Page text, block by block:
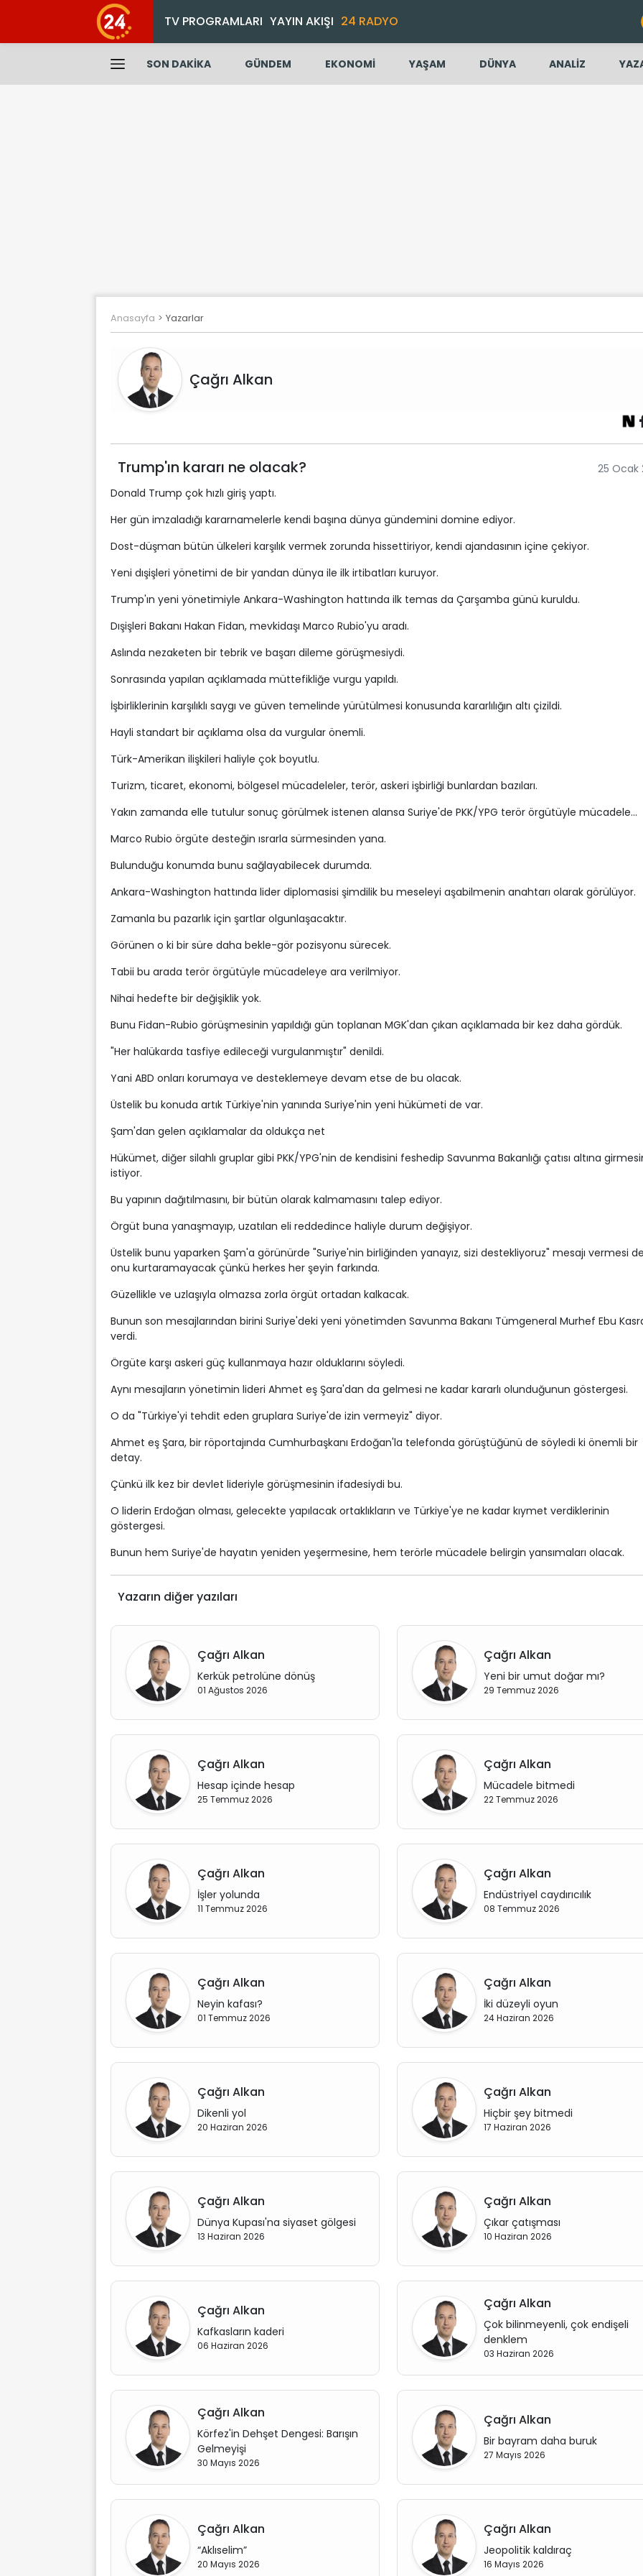
TV PROGRAMLARI YAYIN AKIŞI 24 RADYO
SON DAKİKA GÜNDEM EKONOMİ YAŞAM DÜNYA ANALİZ
Anasayfa Yazarlar
Çağrı Alkan
Trump'ın kararı ne olacak?
25 Ocak
Donald Trump çok hızlı giriş yaptı.
Her gün imzaladığı kararnamelerle kendi başına dünya gündemini domine ediyor.
Dost-düşman bütün ülkeleri karşılık vermek zorunda hissettiriyor, kendi ajandasının içine çekiyor.
Yeni dışişleri yönetimi de bir yandan dünya ile ilk irtibatları kuruyor.
Trump'ın yeni yönetimiyle Ankara-Washington hattında ilk temas da Çarşamba günü kuruldu.
Dışişleri Bakanı Hakan Fidan, mevkidaşı Marco Rubio'yu aradı.
Aslında nezaketen bir tebrik ve başarı dileme görüşmesiydi.
Sonrasında yapılan açıklamada müttefikliğe vurgu yapıldı.
İşbirliklerinin karşılıklı saygı ve güven temelinde yürütülmesi konusunda kararlılığın altı çizildi.
Hayli standart bir açıklama olsa da vurgular önemli.
Türk-Amerikan ilişkileri haliyle çok boyutlu.
Turizm, ticaret, ekonomi, bölgesel mücadeleler, terör, askeri işbirliği bunlardan bazıları.
Yakın zamanda elle tutulur sonuç görülmek istenen alansa Suriye'de PKK/YPG terör örgütüyle mücadele...
Marco Rubio örgüte desteğin ısrarla sürmesinden yana.
Bulunduğu konumda bunu sağlayabilecek durumda.
Ankara-Washington hattında lider diplomasisi şimdilik bu meseleyi aşabilmenin anahtarı olarak görülüyor.
Zamanla bu pazarlık için şartlar olgunlaşacaktır.
Görünen o ki bir süre daha bekle-gör pozisyonu sürecek.
Tabii bu arada terör örgütüyle mücadeleye ara verilmiyor.
Nihai hedefte bir değişiklik yok.
Bunu Fidan-Rubio görüşmesinin yapıldığı gün toplanan MGK'dan çıkan açıklamada bir kez daha gördük.
"Her halükarda tasfiye edileceği vurgulanmıştır" denildi.
Yani ABD onları korumaya ve desteklemeye devam etse de bu olacak.
Üstelik bu konuda artık Türkiye'nin yanında Suriye'nin yeni hükümeti de var.
Şam'dan gelen açıklamalar da oldukça net
Hükümet, diğer silahlı gruplar gibi PKK/YPG'nin de kendisini feshedip Savunma Bakanlığı çatısı altına
istiyor.
Bu yapının dağıtılmasını, bir bütün olarak kalmamasını talep ediyor.
Örgüt buna yanaşmayıp, uzatılan eli reddedince haliyle durum değişiyor.
Üstelik bunu yaparken Şam'a görünürde "Suriye'nin birliğinden yanayız, sizi destekliyoruz" mesajı vermesi
onu kurtaramayacak çünkü herkes her şeyin farkında.
Güzellikle ve uzlaşıyla olmazsa zorla örgüt ortadan kalkacak.
Bunun son mesajlarından birini Suriye'deki yeni yönetimden Savunma Bakanı Tümgeneral Murhef Ebu
verdi.
Örgüte karşı askeri güç kullanmaya hazır olduklarını söyledi.
Aynı mesajların yönetimin lideri Ahmet eş Şara'dan da gelmesi ne kadar kararlı olunduğunun göstergesi.
O da "Türkiye'yi tehdit eden gruplara Suriye'de izin vermeyiz" diyor.
Ahmet eş Şara, bir röportajında Cumhurbaşkanı Erdoğan'la telefonda görüştüğünü de söyledi ki önemli bir
detay.
Çünkü ilk kez bir devlet lideriyle görüşmesinin ifadesiydi bu.
O liderin Erdoğan olması, gelecekte yapılacak ortaklıkların ve Türkiye'ye ne kadar kıymet verdiklerinin
göstergesi.
Bunun hem Suriye'de hayatın yeniden yeşermesine, hem terörle mücadele belirgin yansımaları olacak.
Yazarın diğer yazıları
Çağrı Alkan
Kerkük petrolüne dönüş
01 Ağustos 2026
Çağrı Alkan
Yeni bir umut doğar mı?
29 Temmuz 2026
Çağrı Alkan
Hesap içinde hesap
25 Temmuz 2026
Çağrı Alkan
Mücadele bitmedi
22 Temmuz 2026
Çağrı Alkan
İşler yolunda
11 Temmuz 2026
Çağrı Alkan
Endüstriyel caydırıcılık
08 Temmuz 2026
Çağrı Alkan
Neyin kafası?
01 Temmuz 2026
Çağrı Alkan
İki düzeyli oyun
24 Haziran 2026
Çağrı Alkan
Dikenli yol
20 Haziran 2026
Çağrı Alkan
Hiçbir şey bitmedi
17 Haziran 2026
Çağrı Alkan
Dünya Kupası'na siyaset gölgesi
13 Haziran 2026
Çağrı Alkan
Çıkar çatışması
10 Haziran 2026
Çağrı Alkan
Kafkasların kaderi
06 Haziran 2026
Çağrı Alkan
Çok bilinmeyenli, çok endişeli
denklem
03 Haziran 2026
Çağrı Alkan
Körfez'in Dehşet Dengesi: Barışın
Gelmeyişi
30 Mayıs 2026
Çağrı Alkan
Bir bayram daha buruk
27 Mayıs 2026
Çağrı Alkan
“Aklıselim”
20 Mayıs 2026
Çağrı Alkan
Jeopolitik kaldıraç
16 Mayıs 2026